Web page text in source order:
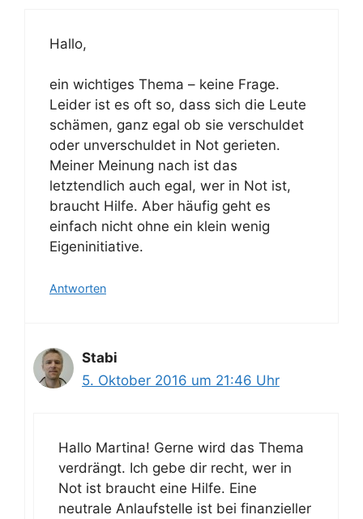
Hallo,
ein wichtiges Thema – keine Frage.
Leider ist es oft so, dass sich die Leute
schämen, ganz egal ob sie verschuldet
oder unverschuldet in Not gerieten.
Meiner Meinung nach ist das
letztendlich auch egal, wer in Not ist,
braucht Hilfe. Aber häufig geht es
einfach nicht ohne ein klein wenig
Eigeninitiative.
Antworten
Stabi
5. Oktober 2016 um 21:46 Uhr
Hallo Martina! Gerne wird das Thema
verdrängt. Ich gebe dir recht, wer in
Not ist braucht eine Hilfe. Eine
neutrale Anlaufstelle ist bei finanzieller